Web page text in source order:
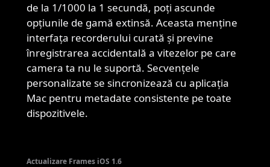
de la 1/1000 la 1 secundă, poți ascunde
opțiunile de gamă extinsă. Aceasta menține
interfața recorderului curată și previne
înregistrarea accidentală a vitezelor pe care
camera ta nu le suportă. Secvențele
personalizate se sincronizează cu aplicația
Mac pentru metadate consistente pe toate
dispozitivele.
Actualizare Frames iOS 1.6